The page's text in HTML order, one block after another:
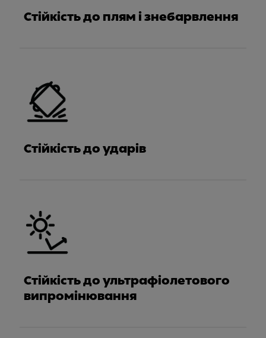
Стійкість до плям і знебарвлення
Стійкість до ударів
Стійкість до ультрафіолетового
випромінювання